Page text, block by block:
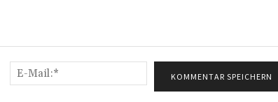
Name:*
Mail:*